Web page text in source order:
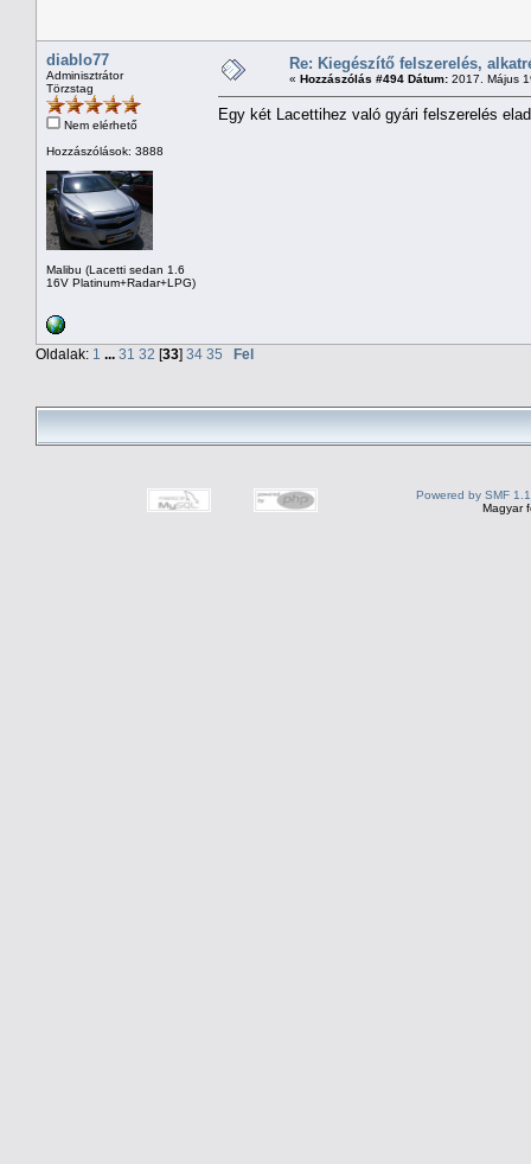
diablo77
Adminisztrátor
Törzstag
Nem elérhető
Hozzászólások: 3888
Malibu (Lacetti sedan 1.6
16V Platinum+Radar+LPG)
Re: Kiegészítő felszerelés,
« Hozzászólás #494 Dátum: 2017. Május
Egy két Lacettihez való gyári felszerelés
Oldalak: 1 ... 31 32 [33] 34 35 Fel
Powered by SMF
Magyar